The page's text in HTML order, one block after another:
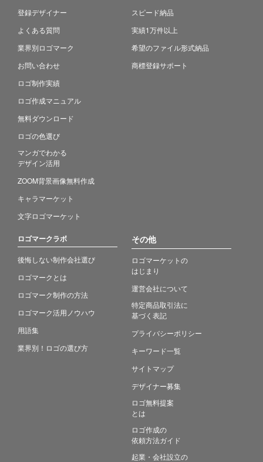
登録デザイナー
よくある質問
業界別ロゴマーク
お問い合わせ
ロゴ制作実績
ロゴ作成マニュアル
無料ダウンロード
ロゴの色選び
マンガでわかる
デザイン活用
ZOOM背景画像無料作成
キャラマーケット
文字ロゴマーケット
スピード納品
実績1万件以上
希望のファイル形式納品
商標登録サポート
ロゴマークラボ
後悔しない制作会社選び
ロゴマークとは
ロゴマーク制作の方法
ロゴマーク活用ノウハウ
用語集
業界別！ロゴの選び方
その他
ロゴマーケットの
はじまり
運営会社について
特定商品取引法に
基づく表記
プライバシーポリシー
キーワード一覧
サイトマップ
デザイナー募集
ロゴ無料提案
とは
ロゴ作成の
依頼方法ガイド
起業・会社設立の